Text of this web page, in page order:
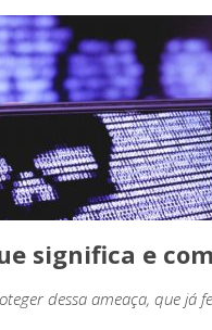
significa e
dessa ameaça, que já